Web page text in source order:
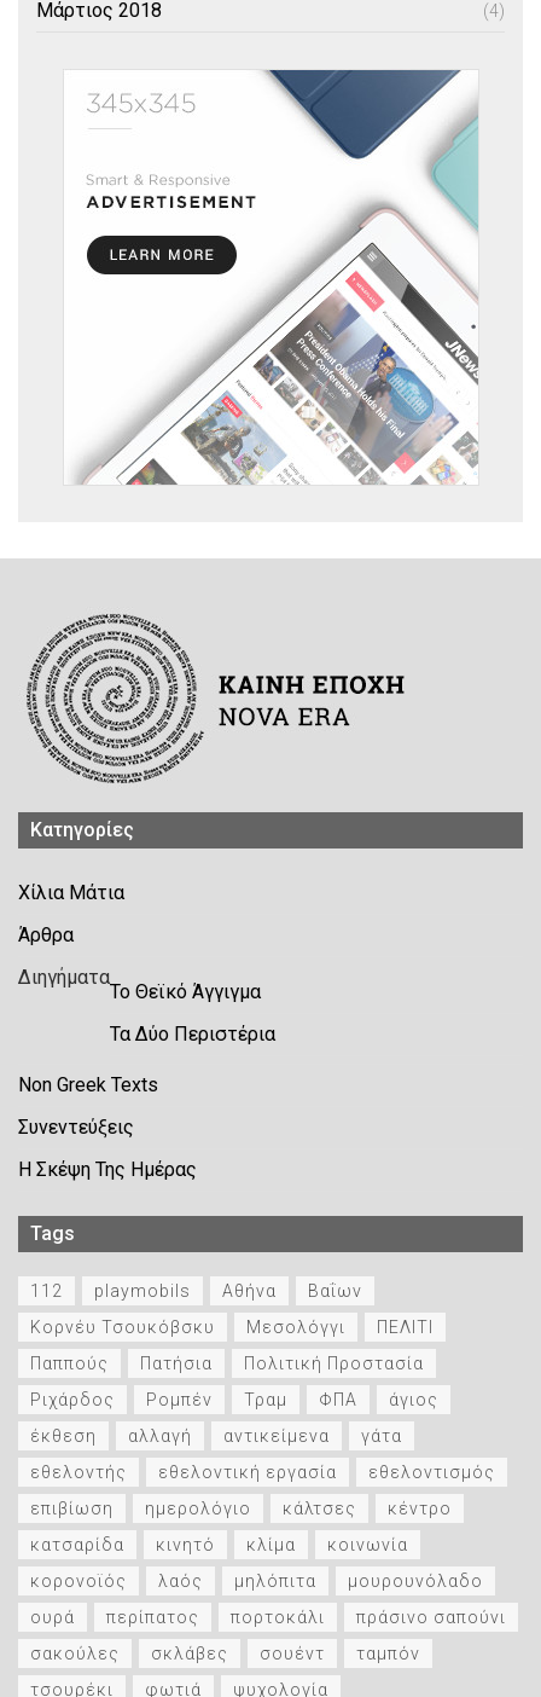
Μάρτιος 2018 (4)
Kατηγορίες
Χίλια Μάτια
Άρθρα
Διηγήματα
Το Θεϊκό Άγγιγμα
Τα Δύο Περιστέρια
Non Greek Texts
Συνεντεύξεις
Η Σκέψη Της Ημέρας
Tags
112 playmobils Αθήνα
Βαΐων
Κορνέυ Τσουκόβσκυ
Μεσολόγγι
ΠΕΛΙΤΙ
Παππούς
Πατήσια
Πολιτική Προστασία
Ριχάρδος
Ρομπέν Τραμ ΦΠΑ
άγιος
έκθεση
αλλαγή αντικείμενα
γάτα
εθελοντής
εθελοντική εργασία
εθελοντισμός
επιβίωση
ημερολόγιο κάλτσες
κέντρο
κατσαρίδα
κινητό κλίμα
κοινωνία
κορονοϊός
λαός μηλόπιτα
μουρουνόλαδο
ουρά
περίπατος πορτοκάλι
πράσινο σαπούνι
σακούλες
σκλάβες σουέντ
ταμπόν
τσουρέκι
φωτιά ψυχολογία